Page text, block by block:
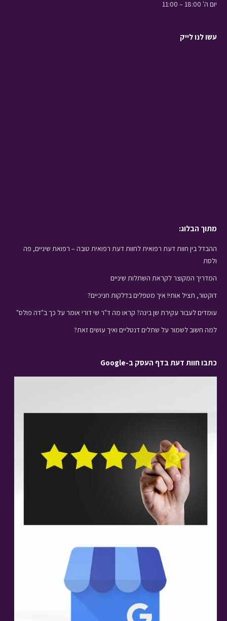
יום ה' 18:00 – 11:00
עשו לנו לייק
מתוך הבלוג:
ההבדל בין חוות דעת רפואית לחוות דעת רפואית טובה – רפואת שיניים, פה
ולסת
המדריך המקוצר לקראת השתלות שיניים
דוקטור, תציל אותי! איך מטפלים בדלקות חניכיים?
עומדים לעבור עקירת שן בינה? קראו מה ד"ר שי דורי אומר על כך ב"דה פולס"
למה חשוב לשמור על שתלים דנטליים ואיך עושים זאת?
כתבו חוות דעת בדף העסק ב-Google